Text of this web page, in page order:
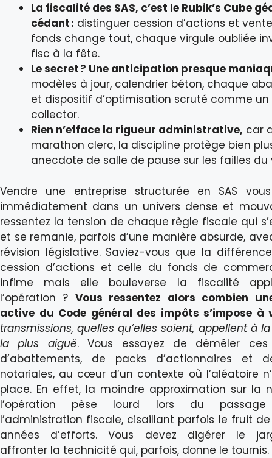
La fiscalité des SAS, c’est le Rubik’s Cube
cédant : distinguer cession d’actions et
fonds change tout, chaque virgule oubliée
fisc à la fête.
Le secret ? Une anticipation presque
modèles à jour, calendrier béton, chaque
et dispositif d’optimisation scruté comme un
collector.
Rien n’efface la rigueur administrative, car
marathon clerc, la discipline protège bien
anecdote de salle de pause sur les failles du
Vendre une entreprise structurée en SAS
immédiatement dans un univers dense et
ressentez la tension de chaque règle fiscale qui
et se remanie, parfois d’une manière absurde,
révision législative. Saviez-vous que la
cession d’actions et celle du fonds de
infime mais elle bouleverse la fiscalité
l’opération ? Vous ressentez alors combien
active du Code général des impôts s’impose à
transmissions, quelles qu’elles soient, appellent à
la plus aiguë. Vous essayez de démêler ces
d’abattements, de packs d’actionnaires et
notariales, au cœur d’un contexte où l’aléatoire
place. En effet, la moindre approximation sur la
l’opération pèse lourd lors du
l’administration fiscale, cisaillant parfois le fruit de
années d’efforts. Vous devez digérer le
affronter la technicité qui, parfois, donne le tournis.